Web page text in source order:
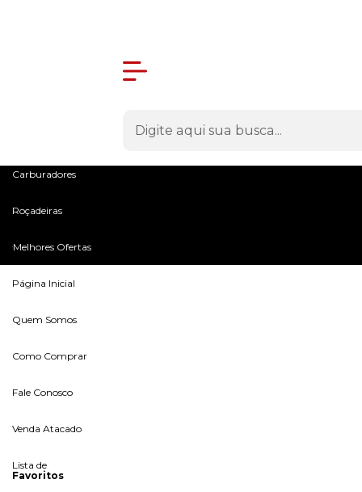
Carburadores
Roçadeiras
Melhores Ofertas
Página Inicial
Quem Somos
Como Comprar
Fale Conosco
Venda Atacado
Lista de
Favoritos